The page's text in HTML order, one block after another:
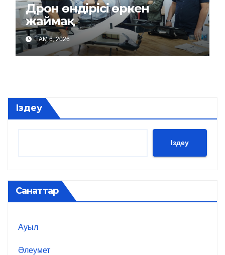
Дрон өндірісі өркен
жаймақ
ТАМ 6, 2026
Іздеу
Іздеу
Санаттар
Ауыл
Әлеумет